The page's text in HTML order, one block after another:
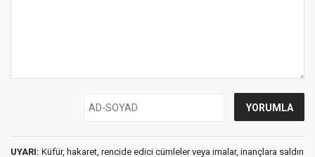
UYARI: Küfür, hakaret, rencide edici cümleler veya imalar, inançlara saldırı